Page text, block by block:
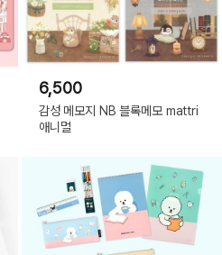
6,500
감성 메모지 NB 블록메모 mattri
애니멀